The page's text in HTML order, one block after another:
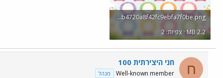
file_00000000d2b4720a8f42fc9ebfa7f0be.png
2.2 MB · צפיות: 2
ח חני היצירתית 100
Well-known member מנהל